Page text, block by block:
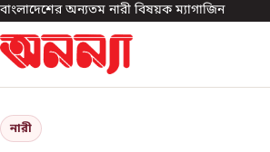
বাংলাদেশের অন্যতম নারী বিষয়ক ম্যাগাজিন
নারী